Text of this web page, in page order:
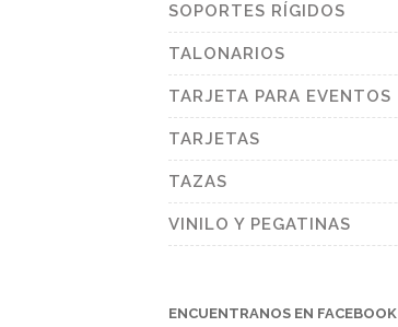
SOPORTES RÍGIDOS
TALONARIOS
TARJETA PARA EVENTOS
TARJETAS
TAZAS
VINILO Y PEGATINAS
ENCUENTRANOS EN FACEBOOK